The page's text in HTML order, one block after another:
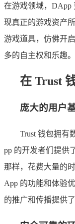
在游戏领域，DApp
现真正的游戏资产
游戏道具，仿佛开
多的自主权和乐趣。
在 Trust
庞大的用户
Trust 钱包拥有
pp 的开发者们提供
那样，花费大量的
App 的功能和体验
的推广和传播提供